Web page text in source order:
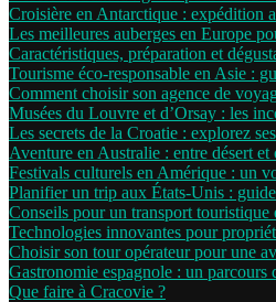
Croisière en Antarctique : expédition
Les meilleures auberges en Europe
Caractéristiques, préparation et
Tourisme éco-responsable en Asie :
Comment choisir son agence de
Musées du Louvre et d’Orsay : les
Les secrets de la Croatie : explorez
Aventure en Australie : entre désert et
Festivals culturels en Amérique : un
Planifier un trip aux États-Unis : guide
Conseils pour un transport touristique
Technologies innovantes pour
Choisir son tour opérateur pour une
Gastronomie espagnole : un parcours
Que faire à Cracovie ?